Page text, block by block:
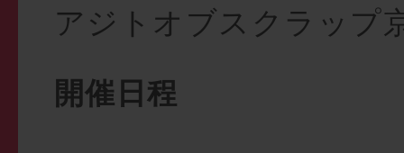
アジトオブスクラップ
開催日程